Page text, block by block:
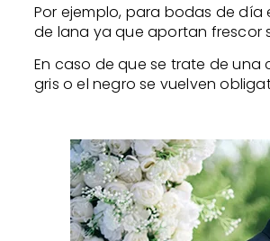
Por ejemplo, para bodas de día
de lana ya que aportan frescor
En caso de que se trate de una
gris o el negro se vuelven